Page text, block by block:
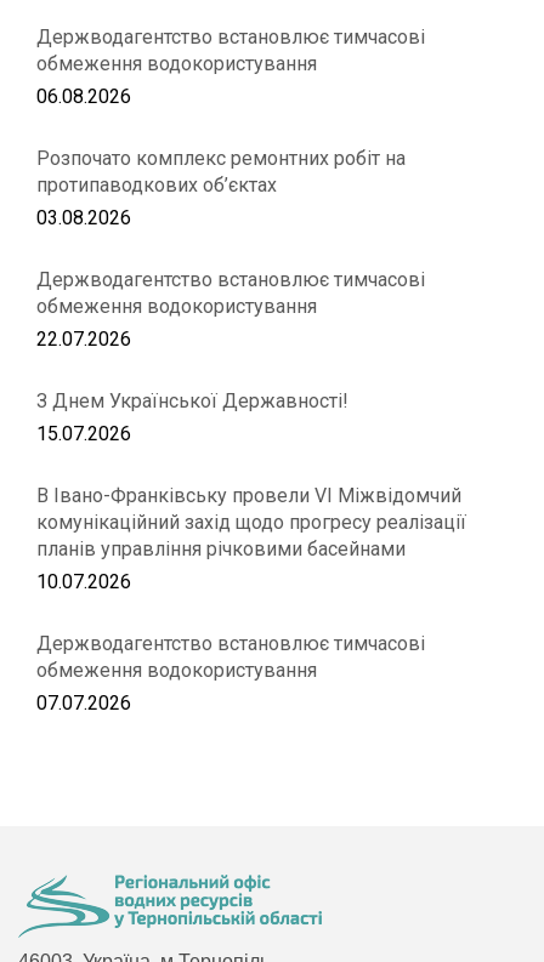
Держводагентство встановлює тимчасові
обмеження водокористування
06.08.2026
Розпочато комплекс ремонтних робіт на
протипаводкових об’єктах
03.08.2026
Держводагентство встановлює тимчасові
обмеження водокористування
22.07.2026
З Днем Української Державності!
15.07.2026
В Івано-Франківську провели VІ Міжвідомчий
комунікаційний захід щодо прогресу реалізації
планів управління річковими басейнами
10.07.2026
Держводагентство встановлює тимчасові
обмеження водокористування
07.07.2026